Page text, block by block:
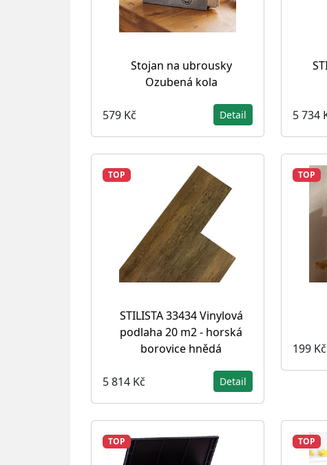
Stojan na ubrousky
Ozubená kola
579 Kč Detail 5 734
TOP
STILISTA 33434 Vinylová
podlaha 20 m2 - horská
borovice hnědá
5 814 Kč Detail
TOP
199 Kč
TOP TOP